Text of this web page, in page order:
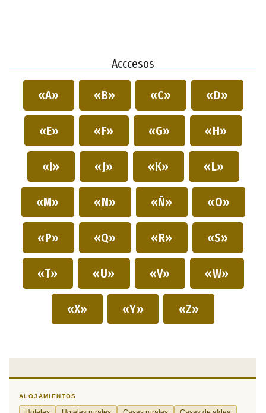
Acccesos
«A» «B» «C» «D»
«E» «F» «G» «H»
«I» «J» «K» «L»
«M» «N» «Ñ» «O»
«P» «Q» «R» «S»
«T» «U» «V» «W»
«X» «Y» «Z»